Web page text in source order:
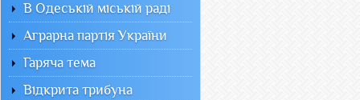
В Одеській міській раді
Аграрна партія України
Гаряча тема
Відкрита трибуна